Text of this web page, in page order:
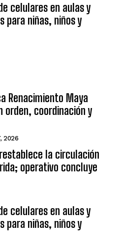
celulares en aulas y
para niñas, niños y
Renacimiento Maya
orden, coordinación y
2026
la circulación
operativo concluye
celulares en aulas y
para niñas, niños y